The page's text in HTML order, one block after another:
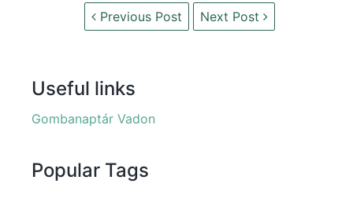
Previous Post Next Post
Useful links
Gombanaptár Vadon
Popular Tags